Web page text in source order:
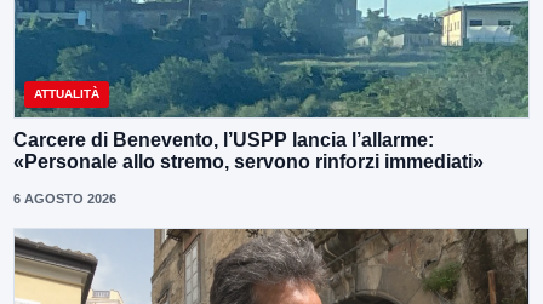
ATTUALITÀ
Carcere di Benevento, l’USPP lancia l’allarme:
«Personale allo stremo, servono rinforzi immediati»
6 AGOSTO 2026